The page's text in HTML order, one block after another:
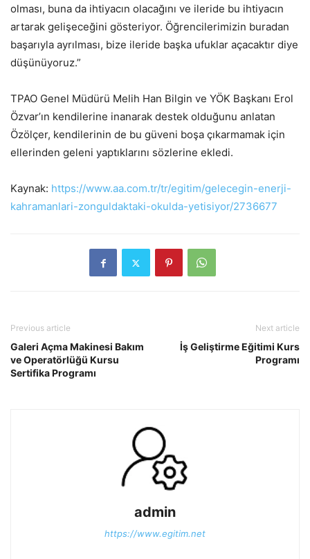
olması, buna da ihtiyacın olacağını ve ileride bu ihtiyacın
artarak gelişeceğini gösteriyor. Öğrencilerimizin buradan
başarıyla ayrılması, bize ileride başka ufuklar açacaktır diye
düşünüyoruz.”
TPAO Genel Müdürü Melih Han Bilgin ve YÖK Başkanı Erol
Özvar’ın kendilerine inanarak destek olduğunu anlatan
Özölçer, kendilerinin de bu güveni boşa çıkarmamak için
ellerinden geleni yaptıklarını sözlerine ekledi.
Kaynak: https://www.aa.com.tr/tr/egitim/gelecegin-enerji-
kahramanlari-zonguldaktaki-okulda-yetisiyor/2736677
Previous article
Galeri Açma Makinesi Bakım
ve Operatörlüğü Kursu
Sertifika Programı
Next article
İş Geliştirme Eğitimi Kurs
Programı
admin
https://www.egitim.net